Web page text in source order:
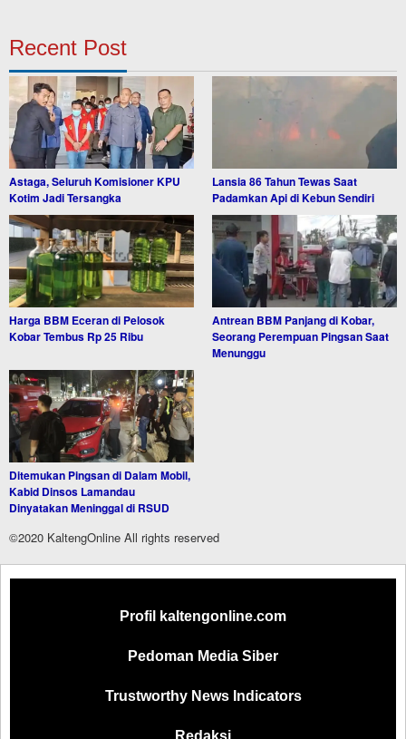
Recent Post
Astaga, Seluruh Komisioner KPU
Kotim Jadi Tersangka
Lansia 86 Tahun Tewas Saat
Padamkan Api di Kebun Sendiri
Harga BBM Eceran di Pelosok
Kobar Tembus Rp 25 Ribu
Antrean BBM Panjang di Kobar,
Seorang Perempuan Pingsan Saat
Menunggu
Ditemukan Pingsan di Dalam Mobil,
Kabid Dinsos Lamandau
Dinyatakan Meninggal di RSUD
©2020 KaltengOnline All rights reserved
Profil kaltengonline.com
Pedoman Media Siber
Trustworthy News Indicators
Redaksi